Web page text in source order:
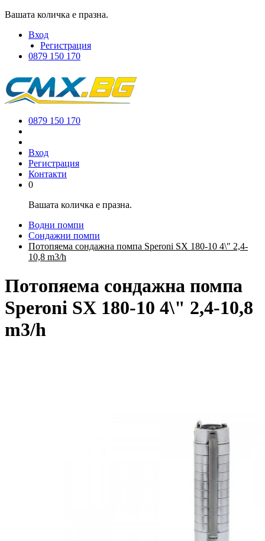
Вашата количка е празна.
Вход
Регистрация
0879 150 170
0879 150 170
Вход
Регистрация
Контакти
0
Вашата количка е празна.
Водни помпи
Сондажни помпи
Потопяема сондажна помпа Speroni SX 180-10 4\" 2,4-
10,8 m3/h
Потопяема сондажна помпа
Speroni SX 180-10 4\" 2,4-10,8
m3/h